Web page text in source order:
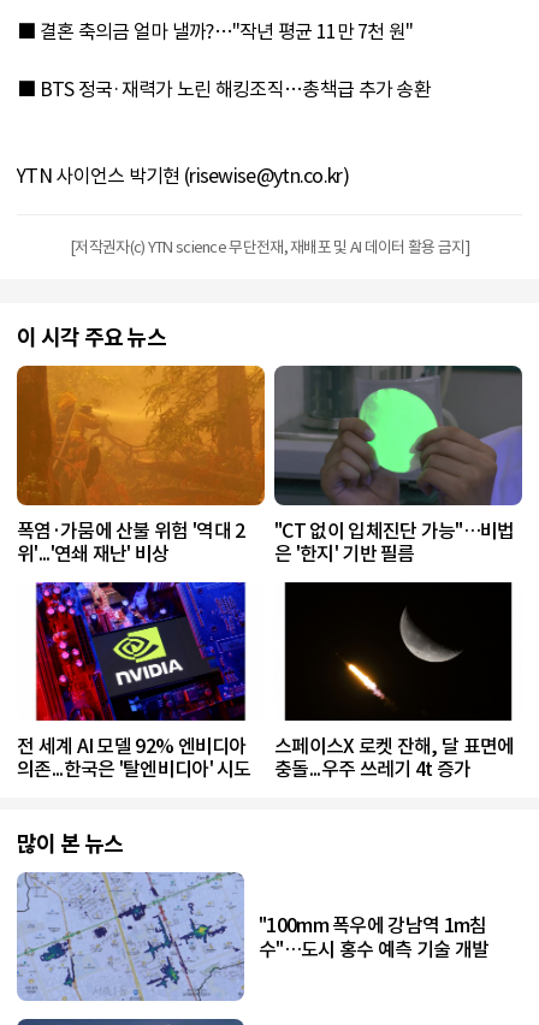
■ 결혼 축의금 얼마 낼까?…"작년 평균 11만 7천 원"
■ BTS 정국·재력가 노린 해킹조직…총책급 추가 송환
YTN 사이언스 박기현 (risewise@ytn.co.kr)
[저작권자(c) YTN science 무단전재, 재배포 및 AI 데이터 활용 금지]
이 시각 주요 뉴스
폭염·가뭄에 산불 위험 '역대 2
위'...'연쇄 재난' 비상
"CT 없이 입체진단 가능"…비법
은 '한지' 기반 필름
전 세계 AI 모델 92% 엔비디아
의존...한국은 '탈엔비디아' 시도
스페이스X 로켓 잔해, 달 표면에
충돌...우주 쓰레기 4t 증가
많이 본 뉴스
"100mm 폭우에 강남역 1m침
수"…도시 홍수 예측 기술 개발